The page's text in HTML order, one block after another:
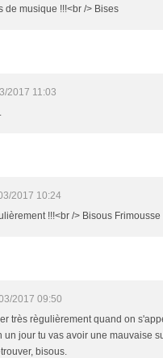
de musique !!!<br /> Bises
2017 11:03
2017 10:24
!!!<br /> Bisous Frimousse
2017 09:50
très règulièrement quand on
un jour tu vas avoir une mauvaise
bisous.